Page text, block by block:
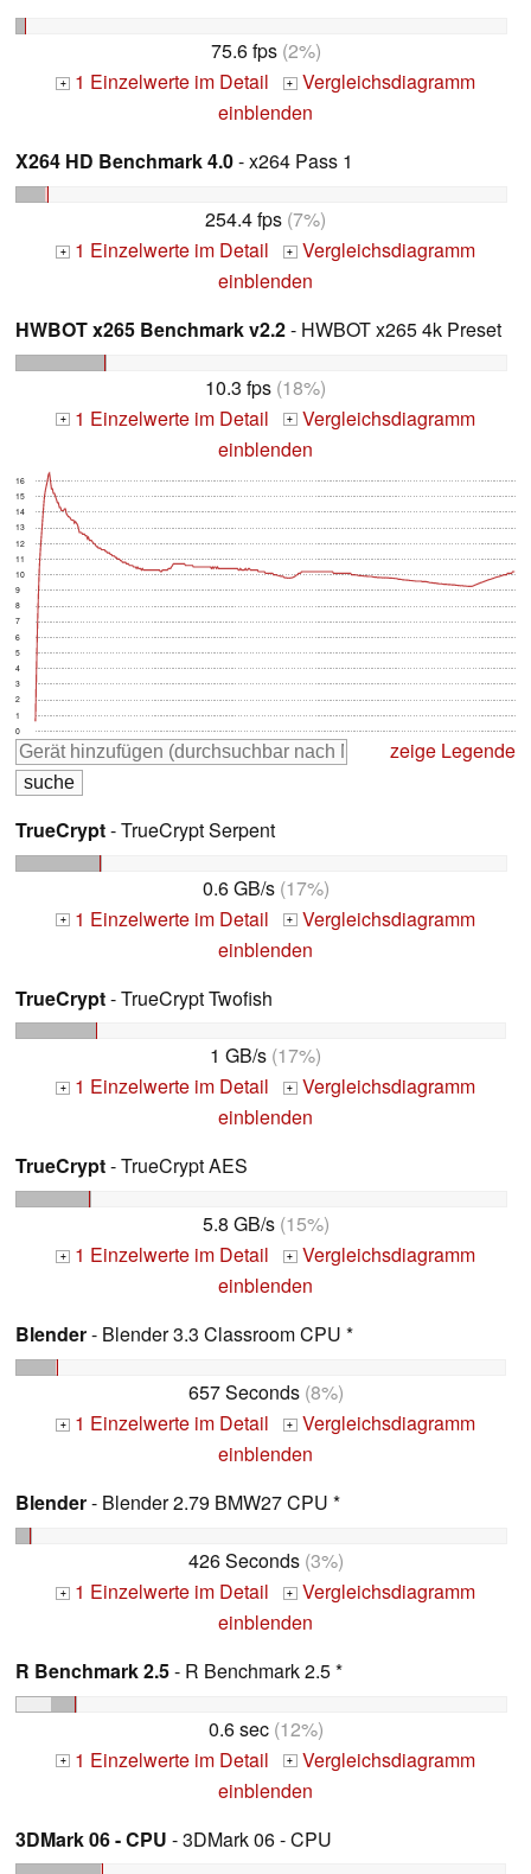
75.6 fps(2%)
+ 1 Einzelwerte im Detail + Vergleichsdiagramm
einblenden
X264 HD Benchmark 4.0- x264 Pass 1
254.4 fps (7%)
+ 1 Einzelwerte im Detail + Vergleichsdiagramm
einblenden
HWBOT x265 Benchmark v2.2- HWBOT x265 4k Preset
10.3 fps (18%)
+ 1 Einzelwerte im Detail + Vergleichsdiagramm
einblenden
0
1
2
3
4
5
6
7
8
9
10
11
12
13
14
15
16
zeige Legende
TrueCrypt- TrueCrypt Serpent
0.6 GB/s(17%)
+ 1 Einzelwerte im Detail + Vergleichsdiagramm
einblenden
TrueCrypt- TrueCrypt Twofish
1 GB/s (17%)
+ 1 Einzelwerte im Detail + Vergleichsdiagramm
einblenden
TrueCrypt- TrueCrypt AES
5.8 GB/s(15%)
+ 1 Einzelwerte im Detail + Vergleichsdiagramm
einblenden
Blender- Blender 3.3 Classroom CPU *
657 Seconds(8%)
+ 1 Einzelwerte im Detail + Vergleichsdiagramm
einblenden
Blender- Blender 2.79 BMW27 CPU *
426 Seconds(3%)
+ 1 Einzelwerte im Detail + Vergleichsdiagramm
einblenden
R Benchmark 2.5- R Benchmark 2.5 *
0.6 sec(12%)
+ 1 Einzelwerte im Detail + Vergleichsdiagramm
einblenden
3DMark 06 - CPU - 3DMark 06 - CPU